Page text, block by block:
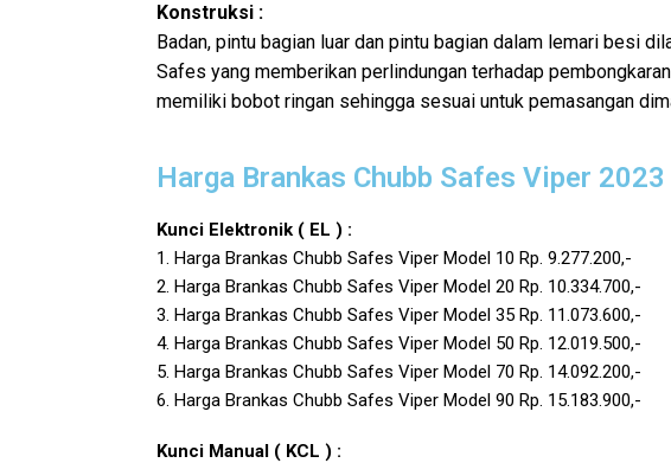
Konstruksi :
Badan, pintu bagian luar dan pintu bagian dalam lemari besi
Safes yang memberikan perlindungan terhadap
memiliki bobot ringan sehingga sesuai untuk pemasangan
Harga Brankas Chubb Safes Viper 2023
Kunci Elektronik ( EL ) :
1. Harga Brankas Chubb Safes Viper Model 10 Rp. 9.277.200,-
2. Harga Brankas Chubb Safes Viper Model 20 Rp. 10.334.700,-
3. Harga Brankas Chubb Safes Viper Model 35 Rp. 11.073.600,-
4. Harga Brankas Chubb Safes Viper Model 50 Rp. 12.019.500,-
5. Harga Brankas Chubb Safes Viper Model 70 Rp. 14.092.200,-
6. Harga Brankas Chubb Safes Viper Model 90 Rp. 15.183.900,-
Kunci Manual ( KCL ) :